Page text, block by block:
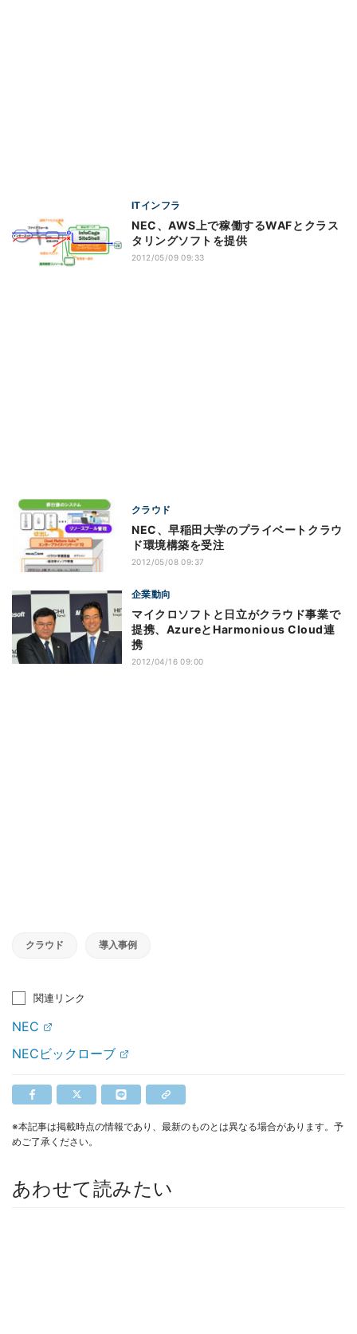
ITインフラ
NEC、AWS上で稼働するWAFとクラス
タリングソフトを提供
2012/05/09 09:33
クラウド
NEC、早稲田大学のプライベートクラウ
ド環境構築を受注
2012/05/08 09:37
企業動向
マイクロソフトと日立がクラウド事業で
提携、AzureとHarmonious Cloud連
携
2012/04/16 09:00
クラウド 導入事例
関連リンク
NEC
NECビックローブ
※本記事は掲載時点の情報であり、最新のものとは異なる場合があります。予
めご了承ください。
あわせて読みたい